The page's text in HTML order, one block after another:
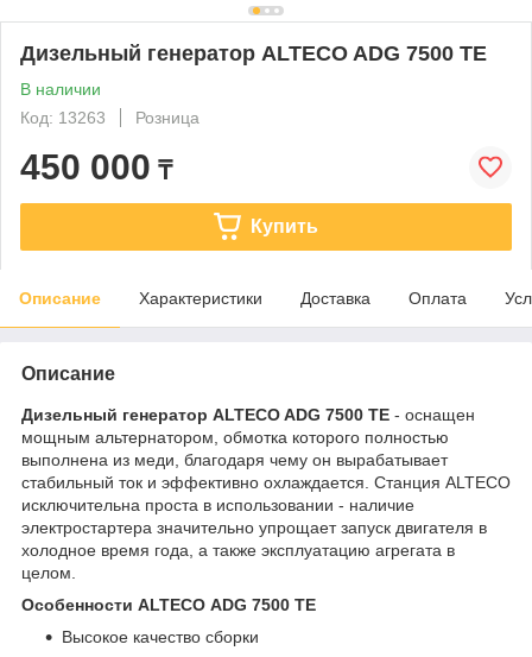
Дизельный генератор ALTECO ADG 7500 TE
В наличии
Код: 13263
Розница
450 000 ₸
Купить
Описание Характеристики Доставка Оплата
Описание
Дизельный генератор ALTECO ADG 7500 TE - оснащен
мощным альтернатором, обмотка которого полностью
выполнена из меди, благодаря чему он вырабатывает
стабильный ток и эффективно охлаждается. Станция ALTECO
исключительна проста в использовании - наличие
электростартера значительно упрощает запуск двигателя в
холодное время года, а также эксплуатацию агрегата в
целом.
Особенности ALTECO ADG 7500 TE
Высокое качество сборки